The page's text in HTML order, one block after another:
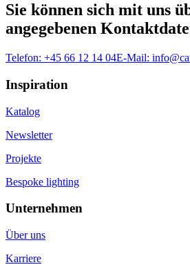
Sie können sich mit uns
angegebenen
Telefon: +45 66 12 14 04E-Mail:
Inspiration
Katalog
Newsletter
Projekte
Bespoke lighting
Unternehmen
Über uns
Karriere